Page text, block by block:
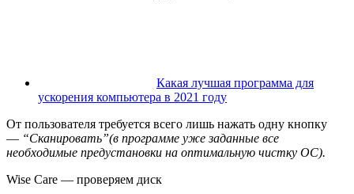
Какая лучшая программа для
ускорения компьютера в 2021 году
От пользователя требуется всего лишь нажать одну кнопку
— “Сканировать”(в программе уже заданные все
необходимые предустановки на оптимальную чистку ОС).
Wise Care — проверяем диск